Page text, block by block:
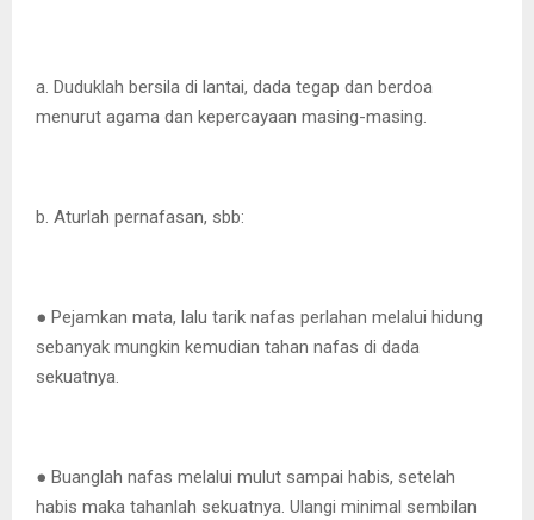
a. Duduklah bersila di lantai, dada tegap dan berdoa
menurut agama dan kepercayaan masing-masing.
b. Aturlah pernafasan, sbb:
● Pejamkan mata, lalu tarik nafas perlahan melalui hidung
sebanyak mungkin kemudian tahan nafas di dada
sekuatnya.
● Buanglah nafas melalui mulut sampai habis, setelah
habis maka tahanlah sekuatnya. Ulangi minimal sembilan